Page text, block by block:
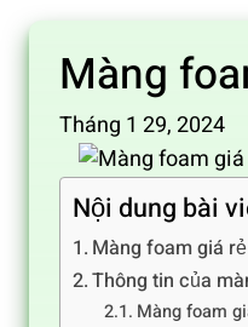
Màng
Tháng 1 29, 2024
Nội dung bài
Màng foam giá
Thông tin của
Màng foam